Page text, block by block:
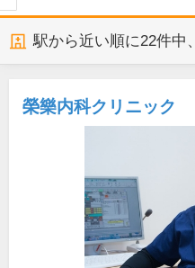
駅から近い順に22件中、
榮樂内科クリニック